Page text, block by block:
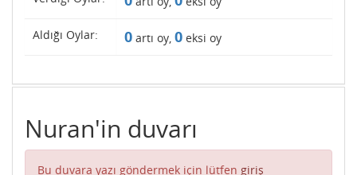
Aldığı Oylar: 0 artı oy, 0 eksi oy
Nuran'in duvarı
Bu duvara yazı göndermek için lütfen giriş